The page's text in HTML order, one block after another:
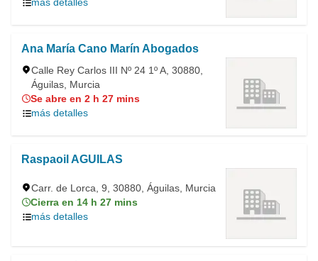
más detalles
Ana María Cano Marín Abogados
Calle Rey Carlos III Nº 24 1º A, 30880,
Águilas, Murcia
Se abre en 2 h 27 mins
más detalles
Raspaoil AGUILAS
Carr. de Lorca, 9, 30880, Águilas, Murcia
Cierra en 14 h 27 mins
más detalles